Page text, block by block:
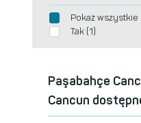
Pokaż wszystkie
Tak (1)
Paşabahçe
Cancun